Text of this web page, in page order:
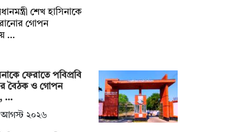
শেখ হাসিনাকে
গোপন
…
ফেরাতে পবিপ্রবি
বৈঠক ও গোপন
…
২০২৬